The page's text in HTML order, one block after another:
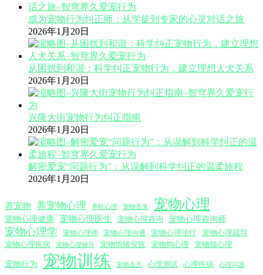
成为宠物行为纠正师：从学徒到专家的心灵对话之旅
2026年1月20日
从困扰到和谐：科学纠正宠物行为，建立理想人犬关系
2026年1月20日
兴隆大街宠物行为纠正指南
2026年1月20日
解密爱宠“问题行为”：从误解到科学纠正的温柔旅程
2026年1月20日
养宠物 养宠物心理 养蛇心理 宠物丢失 宠物心理
宠物心理健康 宠物心理医生 宠物心理咨询 宠物心理咨询师
宠物心理学 宠物心理师 宠物心理沟通 宠物心理治疗
宠物心理疏导
宠物心理疾病
宠物心理辅导 宠物情绪安抚 宠物狗心理 宠物猫心理
宠物行为 宠物训练 宠物走丢 心理测试 心理疾病 心理问题